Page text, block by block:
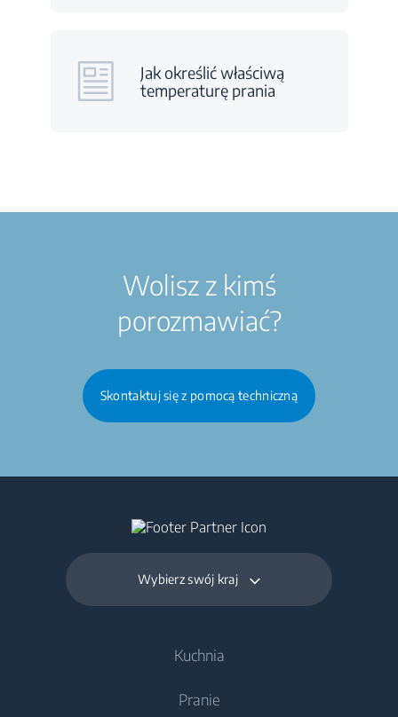
Jak określić właściwą
temperaturę prania
Wolisz z kimś
porozmawiać?
Skontaktuj się z pomocą techniczną
Wybierz swój kraj
Kuchnia
Pranie